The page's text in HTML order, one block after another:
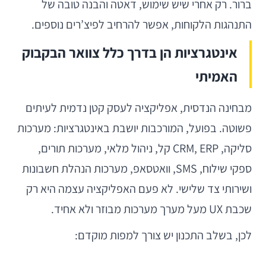
ברור. רק אחרי שיש שימוש, דאטה והבנה טובה של
התנהגות הלקוחות, אפשר להרחיב לפיצ’רים נוספים.
אינטגרציות הן בדרך כלל צוואר הבקבוק
האמיתי
מבחינה הנדסית, אפליקציה לעסק קטן נדמית לעיתים
פשוטה. בפועל, המורכבות יושבת באינטגרציות: מערכות
סליקה, CRM, ERP קל, ניהול מלאי, מערכות תורים,
ספקי שילוח, SMS, וואטסאפ, מערכות הנהלת חשבונות
ושירותי צד שלישי. לא פעם האפליקציה עצמה היא רק
שכבת UX מעל מערך מערכות מבוזר ולא אחיד.
לכן, בשלב התכנון יש צורך למפות מוקדם: